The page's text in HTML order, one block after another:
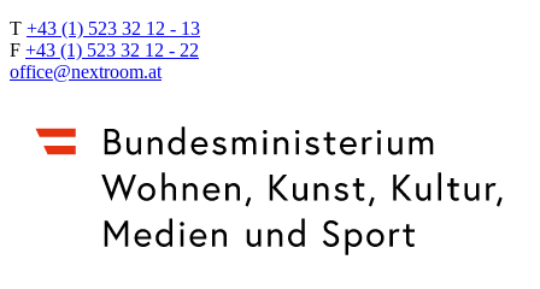
T +43 (1) 523 32 12 - 13
F +43 (1) 523 32 12 - 22
office@nextroom.at